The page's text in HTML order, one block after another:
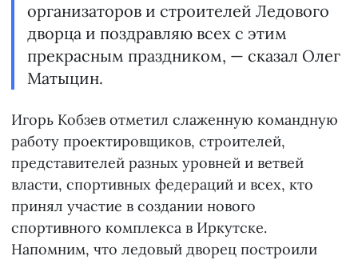
организаторов и строителей Ледового
дворца и поздравляю всех с этим
прекрасным праздником, — сказал Олег
Матыцин.
Игорь Кобзев отметил слаженную командную
работу проектировщиков, строителей,
представителей разных уровней и ветвей
власти, спортивных федераций и всех, кто
принял участие в создании нового
спортивного комплекса в Иркутске.
Напомним, что ледовый дворец построили